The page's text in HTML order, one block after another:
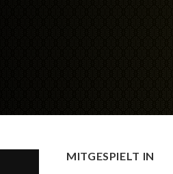
MITGESPIELT IN